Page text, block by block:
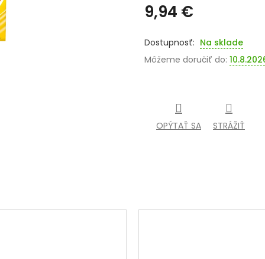
9,94 €
cena:
Na sklade
Môžeme doručiť do:
OPÝTAŤ SA STRÁŽIŤ